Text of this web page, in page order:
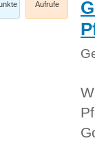
Aufrufe